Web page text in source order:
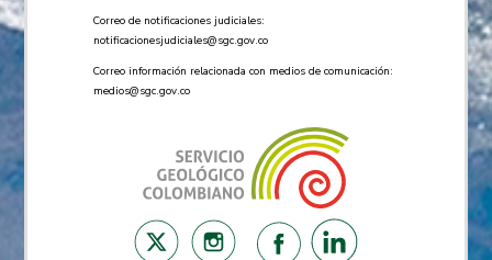
Correo de notificaciones judiciales:
notificacionesjudiciales@sgc.gov.co
Correo información relacionada con medios de comunicación:
medios@sgc.gov.co